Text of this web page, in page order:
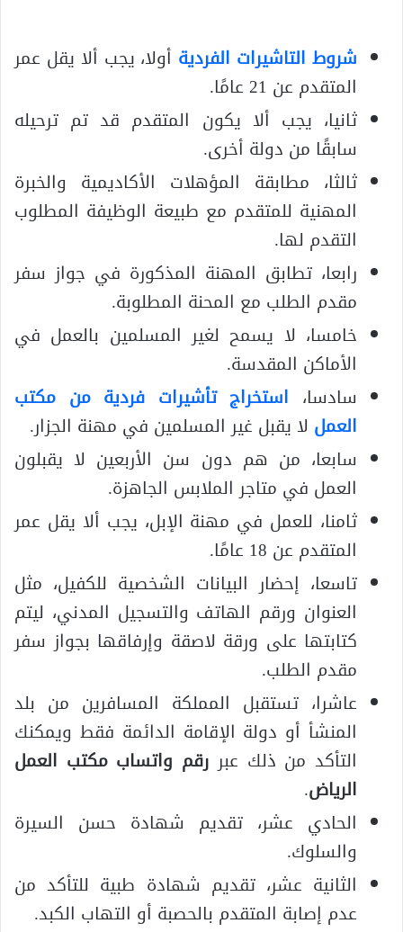
شروط التاشيرات الفردية أولا، يجب ألا يقل عمر
المتقدم عن 21 عامًا.
ثانيا، يجب ألا يكون المتقدم قد تم ترحيله
سابقًا من دولة أخرى.
ثالثا، مطابقة المؤهلات الأكاديمية والخبرة
المهنية للمتقدم مع طبيعة الوظيفة المطلوب
التقدم لها.
رابعا، تطابق المهنة المذكورة في جواز سفر
مقدم الطلب مع المحنة المطلوبة.
خامسا، لا يسمح لغير المسلمين بالعمل في
الأماكن المقدسة.
سادسا، استخراج تأشيرات فردية من مكتب
العمل لا يقبل غير المسلمين في مهنة الجزار.
سابعا، من هم دون سن الأربعين لا يقبلون
العمل في متاجر الملابس الجاهزة.
ثامنا، للعمل في مهنة الإبل، يجب ألا يقل عمر
المتقدم عن 18 عامًا.
تاسعا، إحضار البيانات الشخصية للكفيل، مثل
العنوان ورقم الهاتف والتسجيل المدني، ليتم
كتابتها على ورقة لاصقة وإرفاقها بجواز سفر
مقدم الطلب.
عاشرا، تستقبل المملكة المسافرين من بلد
المنشأ أو دولة الإقامة الدائمة فقط ويمكنك
التأكد من ذلك عبر رقم واتساب مكتب العمل
الرياض.
الحادي عشر، تقديم شهادة حسن السيرة
والسلوك.
الثانية عشر، تقديم شهادة طبية للتأكد من
عدم إصابة المتقدم بالحصبة أو التهاب الكبد.